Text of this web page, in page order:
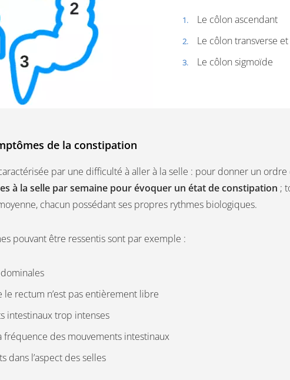
Le côlon ascendant
Le côlon transverse
Le côlon sigmoïde
de la constipation
par une difficulté à aller à la selle : pour donner un ordre
à la selle par semaine pour évoquer un état de constipation ;
chacun possédant ses propres rythmes biologiques.
pouvant être ressentis sont par exemple :
le rectum n’est pas entièrement libre
intestinaux trop intenses
fréquence des mouvements intestinaux
dans l’aspect des selles